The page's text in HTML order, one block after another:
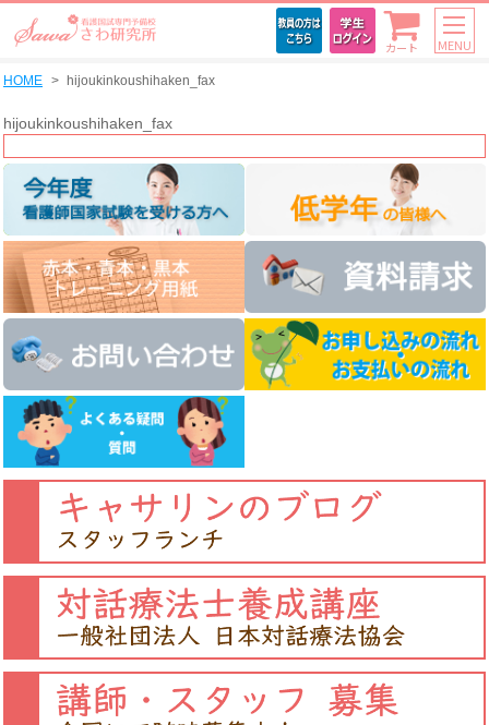
カート MENU
HOME hijoukinkoushihaken_fax
hijoukinkoushihaken_fax